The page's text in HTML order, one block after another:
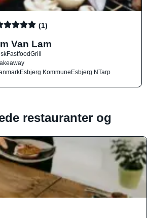
(1)
Van Lam
FastfoodGrill
Esbjerg KommuneEsbjerg NTarp
restauranter og